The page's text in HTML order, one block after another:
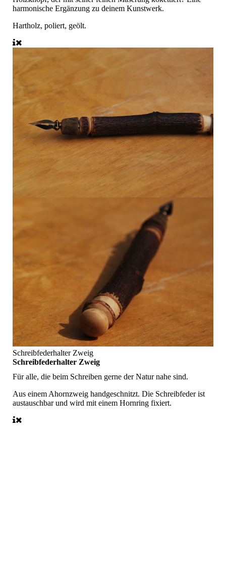
harmonische Ergänzung zu deinem Kunstwerk.
Hartholz, poliert, geölt.
Schreibfederhalter Zweig
Schreibfederhalter Zweig
Für alle, die beim Schreiben gerne der Natur nahe sind.
Aus einem Ahornzweig handgeschnitzt. Die Schreibfeder ist
austauschbar und wird mit einem Hornring fixiert.